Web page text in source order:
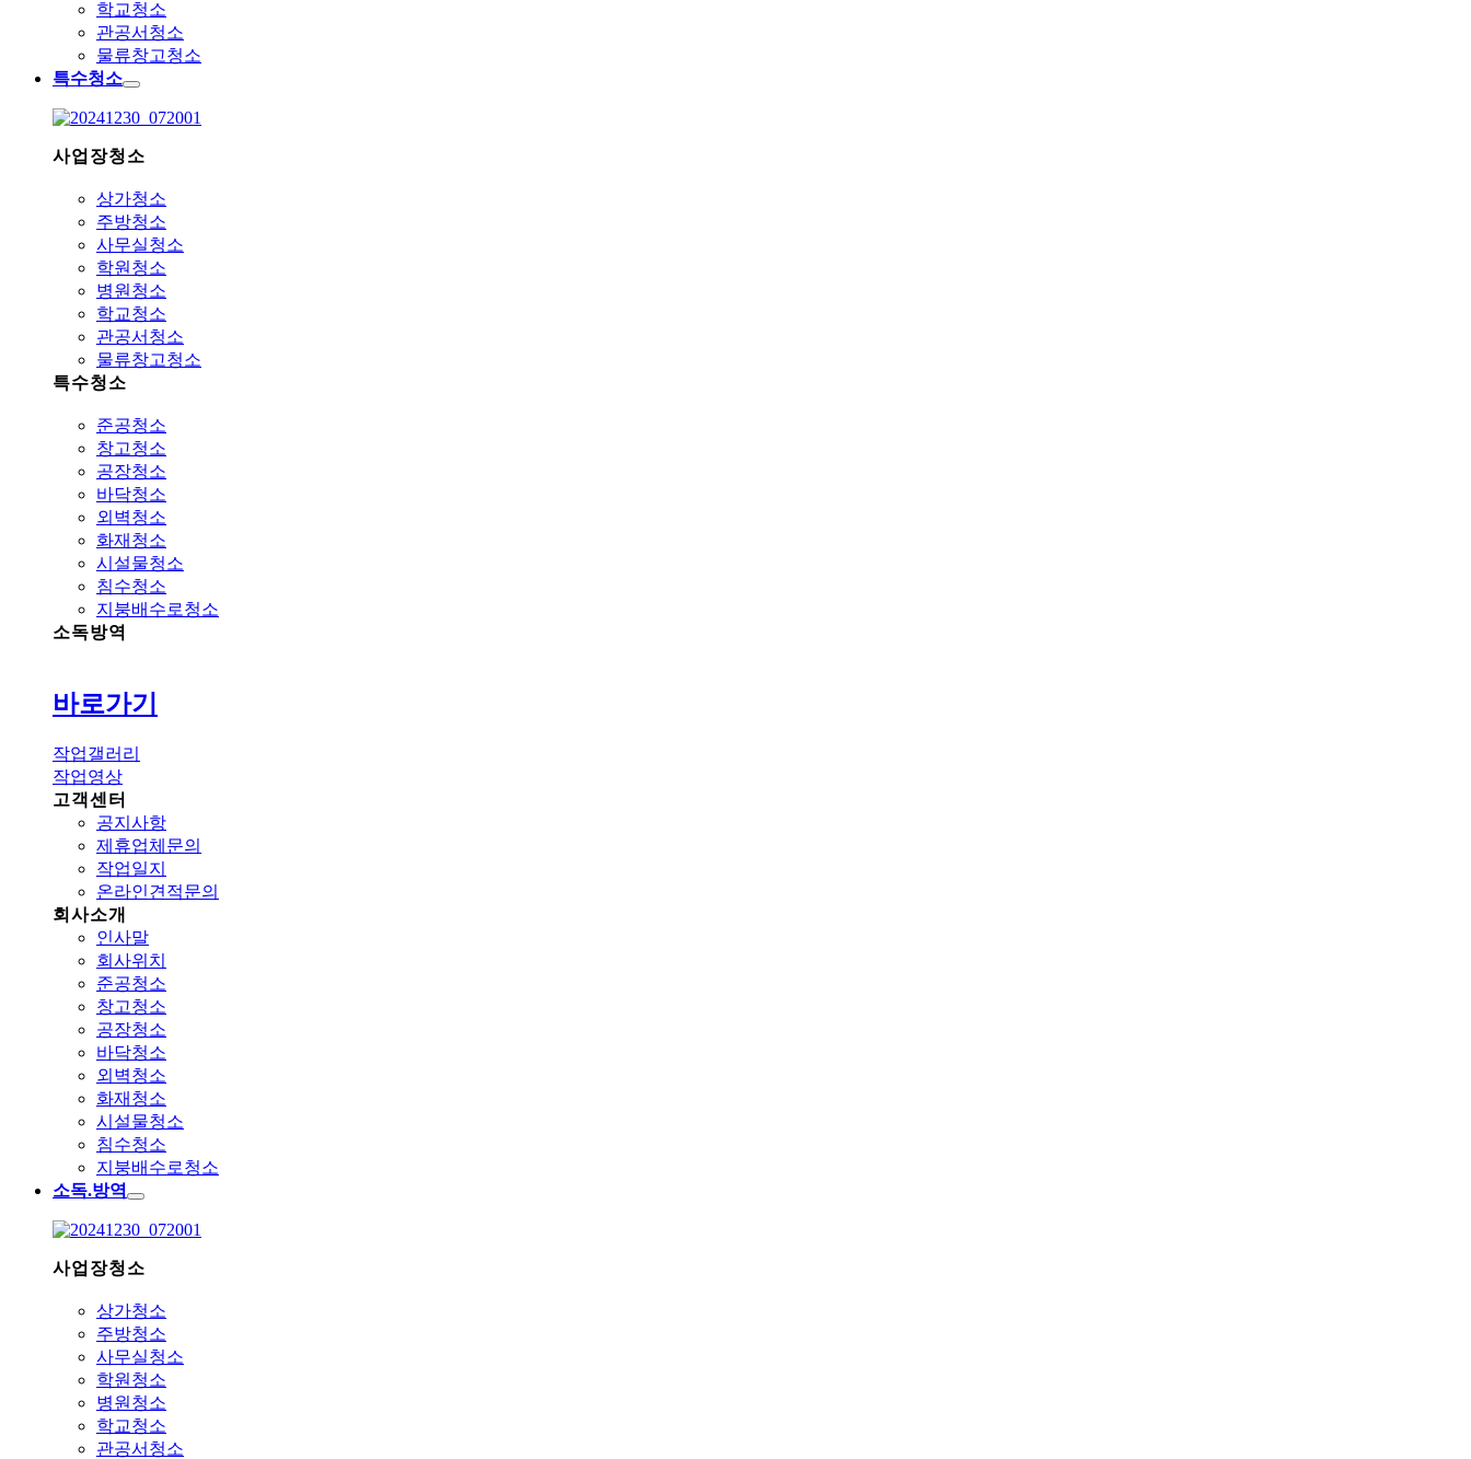
학교청소
관공서청소
물류창고청소
특수청소
사업장청소
상가청소
주방청소
사무실청소
학원청소
병원청소
학교청소
관공서청소
물류창고청소
특수청소
준공청소
창고청소
공장청소
바닥청소
외벽청소
화재청소
시설물청소
침수청소
지붕배수로청소
소독방역
바로가기
작업갤러리
작업영상
고객센터
공지사항
제휴업체문의
작업일지
온라인견적문의
회사소개
인사말
회사위치
준공청소
창고청소
공장청소
바닥청소
외벽청소
화재청소
시설물청소
침수청소
지붕배수로청소
소독.방역
사업장청소
상가청소
주방청소
사무실청소
학원청소
병원청소
학교청소
관공서청소